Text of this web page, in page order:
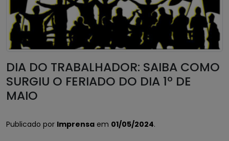
DIA DO TRABALHADOR: SAIBA COMO
SURGIU O FERIADO DO DIA 1º DE
MAIO
Publicado por Imprensa em 01/05/2024.